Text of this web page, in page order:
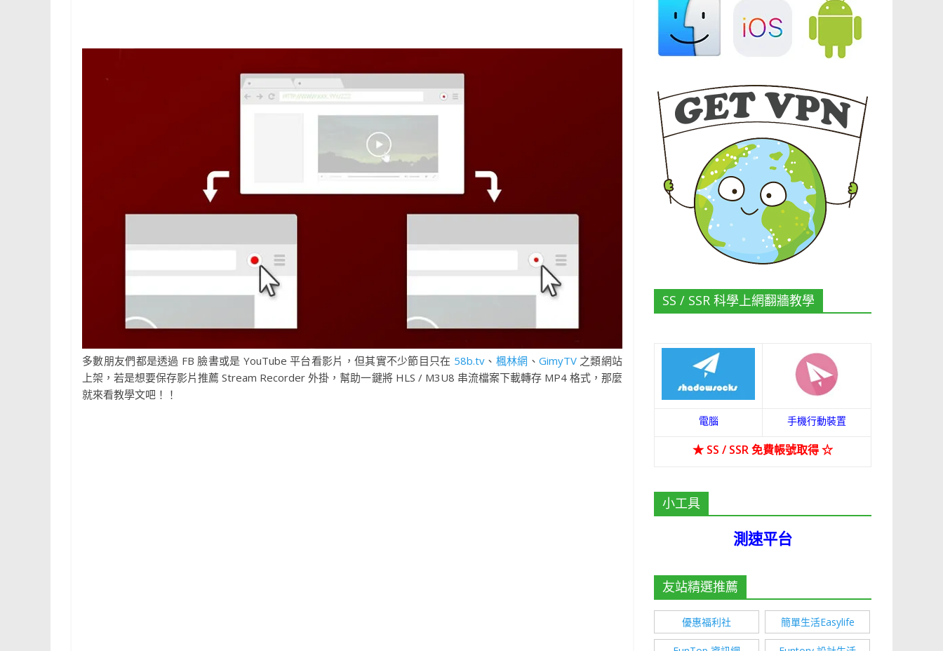
多數朋友們都是透過 FB 臉書或是 YouTube 平台看影片，但其實不少節目只在 58b.tv、 楓林網 、 GimyTV之類網站
上架，若是想要保存影片推薦 Stream Recorder 外掛，幫助一鍵將 HLS / M3U8 串流檔案下載轉存 MP4 格式，那麼
就來看教學文吧！！
SS / SSR 科學上網翻牆教學
電腦 手機行動裝置
★ SS / SSR 免費帳號取得☆
小工具
測速平台
友站精選推薦
優惠福利社 簡單生活Easylife